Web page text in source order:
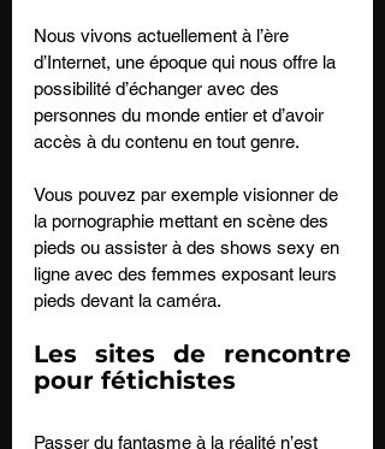
Nous vivons actuellement à l’ère
d’Internet, une époque qui nous offre la
possibilité d’échanger avec des
personnes du monde entier et d’avoir
accès à du contenu en tout genre.
Vous pouvez par exemple visionner de
la pornographie mettant en scène des
pieds ou assister à des shows sexy en
ligne avec des femmes exposant leurs
pieds devant la caméra.
Les sites de rencontre
pour fétichistes
Passer du fantasme à la réalité n’est